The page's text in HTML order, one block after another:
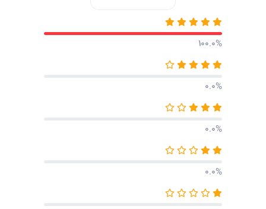
100.0%
0.0%
0.0%
0.0%